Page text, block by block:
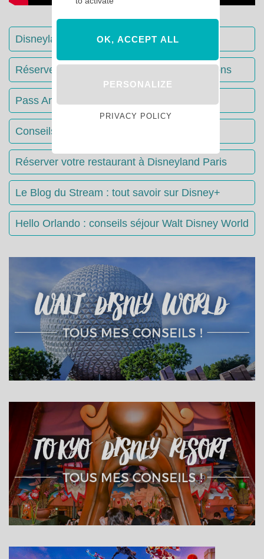
Disneyland Paris : Le guide complet
Réserver votre séjour : toutes les informations
Pass Annuels Disney : informations
Conseils & Astuces Disneyland Paris
Réserver votre restaurant à Disneyland Paris
Le Blog du Stream : tout savoir sur Disney+
Hello Orlando : conseils séjour Walt Disney World
OK, ACCEPT ALL
PERSONALIZE
PRIVACY POLICY